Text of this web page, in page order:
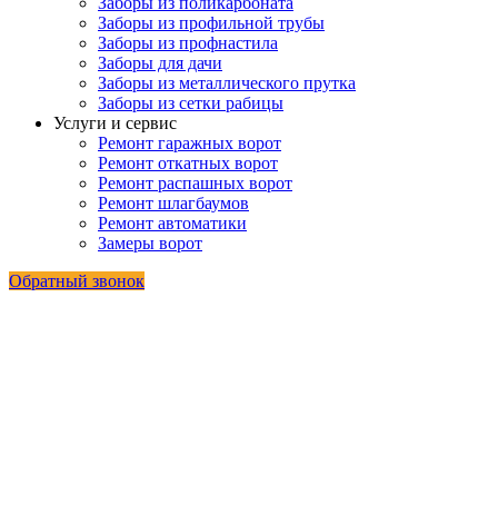
Заборы из профильной трубы
Заборы из профнастила
Заборы для дачи
Заборы из металлического прутка
Заборы из сетки рабицы
Услуги и сервис
Ремонт гаражных ворот
Ремонт откатных ворот
Ремонт распашных ворот
Ремонт шлагбаумов
Ремонт автоматики
Замеры ворот
Обратный звонок